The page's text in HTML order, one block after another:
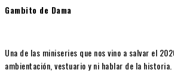
Gambito de Dama
Una de las miniseries que nos vino a salvar el
ambientación, vestuario y ni hablar de la historia.